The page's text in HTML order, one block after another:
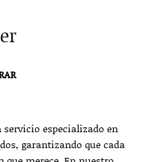
especializado en
garantizando que cada